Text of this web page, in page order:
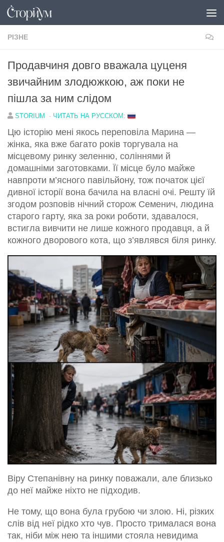
Перейти до вмісту
РІЗНЕ
Продавчиня довго вважала цуценя
звичайним злодюжкою, аж поки не
пішла за ним слідом
STORIUM · ЧИТАТЬ НА РУССКОМ:
Цю історію мені якось переповіла Марина —
жінка, яка вже багато років торгувала на
місцевому ринку зеленню, соліннями й
домашніми заготовками. Її місце було майже
навпроти м’ясного павільйону, тож початок цієї
дивної історії вона бачила на власні очі. Решту їй
згодом розповів нічний сторож Семенич, людина
старого гарту, яка за роки роботи, здавалося,
встигла вивчити не лише кожного продавця, а й
кожного дворового кота, що з’являвся біля ринку.
Віру Степанівну на ринку поважали, але близько
до неї майже ніхто не підходив.
Не тому, що вона була грубою чи злою. Ні, різких
слів від неї рідко хто чув. Просто трималася вона
так, ніби між нею та іншими стояла невидима